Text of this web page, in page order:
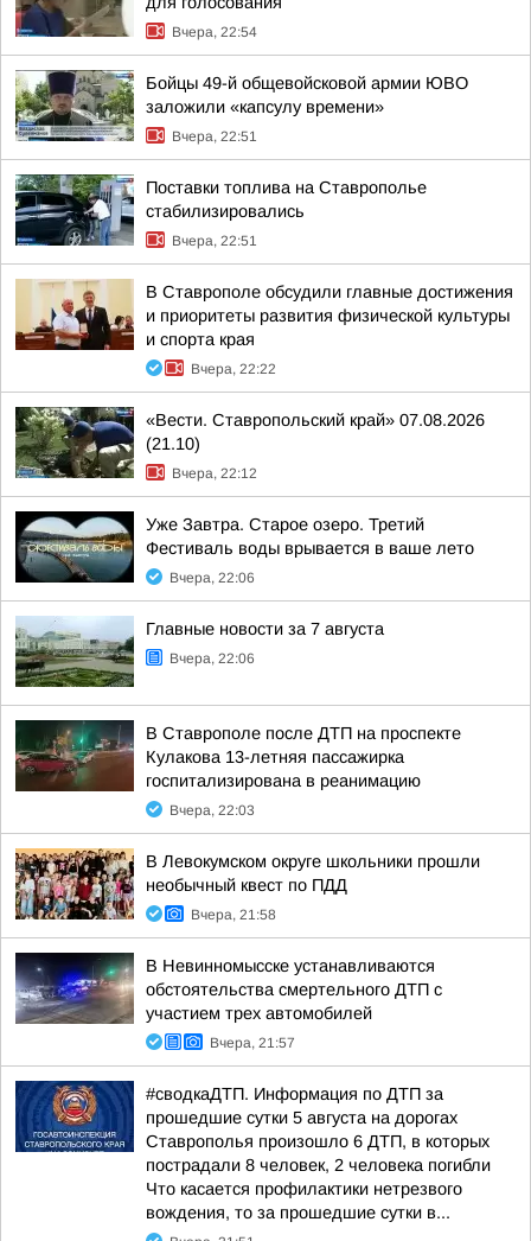
Вчера, 22:54
Бойцы 49-й общевойсковой армии ЮВО
заложили «капсулу времени»
Вчера, 22:51
Поставки топлива на Ставрополье
стабилизировались
Вчера, 22:51
В Ставрополе обсудили главные достижения
и приоритеты развития физической культуры
и спорта края
Вчера, 22:22
«Вести. Ставропольский край» 07.08.2026
(21.10)
Вчера, 22:12
Уже Завтра. Старое озеро. Третий
Фестиваль воды врывается в ваше лето
Вчера, 22:06
Главные новости за 7 августа
Вчера, 22:06
В Ставрополе после ДТП на проспекте
Кулакова 13-летняя пассажирка
госпитализирована в реанимацию
Вчера, 22:03
В Левокумском округе школьники прошли
необычный квест по ПДД
Вчера, 21:58
В Невинномысске устанавливаются
обстоятельства смертельного ДТП с
участием трех автомобилей
Вчера, 21:57
#сводкаДТП. Информация по ДТП за
прошедшие сутки 5 августа на дорогах
Ставрополья произошло 6 ДТП, в которых
пострадали 8 человек, 2 человека погибли
Что касается профилактики нетрезвого
вождения, то за прошедшие сутки в...